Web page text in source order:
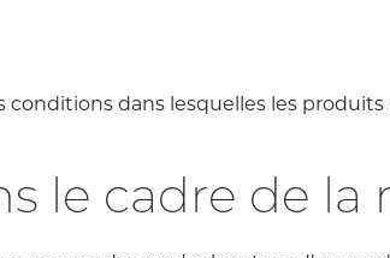
dans lesquelles les
le cadre de